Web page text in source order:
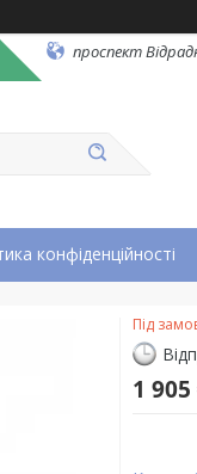
проспект
конфіденційності
Під
1 905